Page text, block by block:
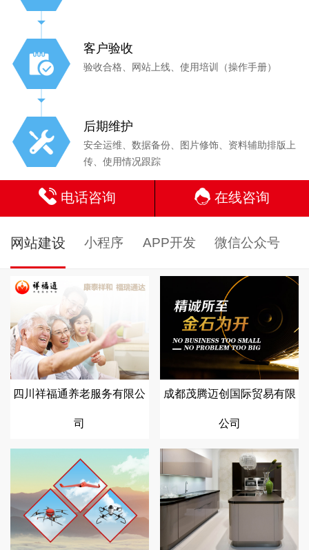
客户验收
验收合格、网站上线、使用培训（操作手册）
后期维护
安全运维、数据备份、图片修饰、资料辅助排版上
传、使用情况跟踪
电话咨询 在线咨询
网站建设 小程序 APP开发 微信公众号
四川祥福通养老服务有限公
司
成都茂腾迈创国际贸易有限
公司